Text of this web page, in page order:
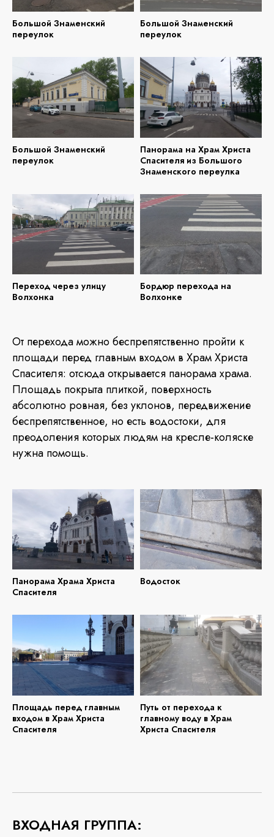
Большой Знаменский
переулок
Большой Знаменский
переулок
Большой Знаменский
переулок
Панорама на Храм Христа
Спасителя из Большого
Знаменского переулка
Переход через улицу
Волхонка
Бордюр перехода на
Волхонке
От перехода можно беспрепятственно пройти к
площади перед главным входом в Храм Христа
Спасителя: отсюда открывается панорама храма.
Площадь покрыта плиткой, поверхность
абсолютно ровная, без уклонов, передвижение
беспрепятственное, но есть водостоки, для
преодоления которых людям на кресле-коляске
нужна помощь.
Панорама Храма Христа
Спасителя
Водосток
Площадь перед главным
входом в Храм Христа
Спасителя
Путь от перехода к
главному воду в Храм
Христа Спасителя
ВХОДНАЯ ГРУППА: